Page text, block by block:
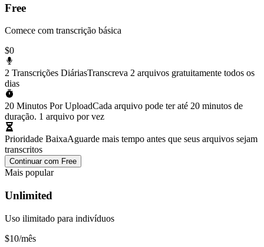
Free
Comece com transcrição básica
$0
2 Transcrições DiáriasTranscreva 2 arquivos gratuitamente todos os
dias
20 Minutos Por UploadCada arquivo pode ter até 20 minutos de
duração. 1 arquivo por vez
Prioridade BaixaAguarde mais tempo antes que seus arquivos sejam
transcritos
Continuar com Free
Mais popular
Unlimited
Uso ilimitado para indivíduos
$10/mês